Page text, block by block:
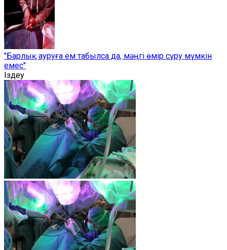
"Барлық ауруға ем табылса да, мәңгі өмір сүру мүмкін
емес"
Іздеу